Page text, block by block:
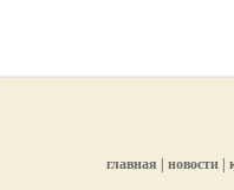
главная новости